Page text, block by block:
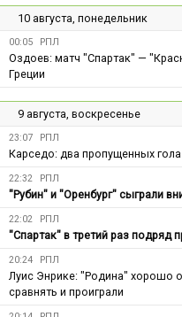
10 августа, понедельник
00:05 РПЛ
Оздоев: матч "Спартак" —
Греции
9 августа, воскресенье
23:07 РПЛ
Карседо: два пропущенных
22:32 РПЛ
"Рубин" и "Оренбург" сыграли
22:02 РПЛ
"Спартак" в третий раз подряд
20:24 РПЛ
Луис Энрике: "Родина" хорошо
сравнять и проиграли